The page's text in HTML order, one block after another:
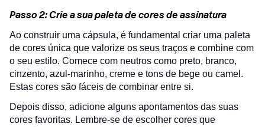
Passo 2: Crie a sua paleta de cores de assinatura
Ao construir uma cápsula, é fundamental criar uma paleta
de cores única que valorize os seus traços e combine com
o seu estilo. Comece com neutros como preto, branco,
cinzento, azul-marinho, creme e tons de bege ou camel.
Estas cores são fáceis de combinar entre si.
Depois disso, adicione alguns apontamentos das suas
cores favoritas. Lembre-se de escolher cores que